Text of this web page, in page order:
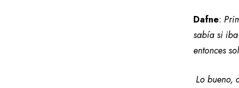
Dafne:
sabía si
entonces
Lo bueno,